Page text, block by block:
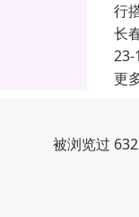
行
长
23-
更
被浏览过